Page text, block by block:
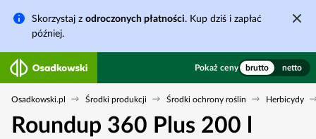
Skorzystaj z odroczonych płatności. Kup dziś i zapłać
później.
Pokaż ceny brutto netto
Osadkowski.pl Środki produkcji Środki ochrony roślin Herbicydy
Roundup 360 Plus 200 l